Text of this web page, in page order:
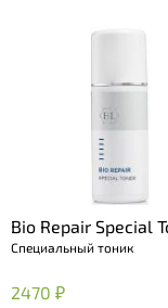
Bio Repair Special
Специальный тоник
2470 ₽